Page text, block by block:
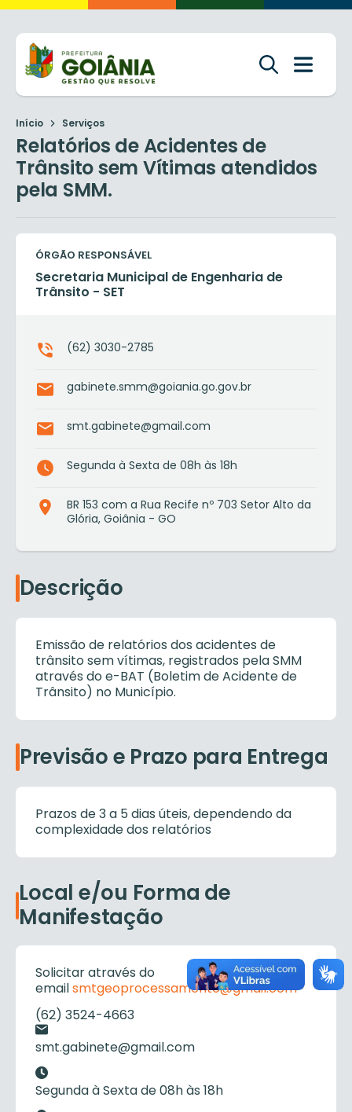
Início Serviços
Relatórios de Acidentes de
Trânsito sem Vítimas atendidos
pela SMM.
ÓRGÃO RESPONSÁVEL
Secretaria Municipal de Engenharia de
Trânsito - SET
(62) 3030-2785
gabinete.smm@goiania.go.gov.br
smt.gabinete@gmail.com
Segunda à Sexta de 08h às 18h
BR 153 com a Rua Recife nº 703 Setor Alto da
Glória, Goiânia - GO
Descrição
Emissão de relatórios dos acidentes de
trânsito sem vítimas, registrados pela SMM
através do e-BAT (Boletim de Acidente de
Trânsito) no Município.
Previsão e Prazo para Entrega
Prazos de 3 a 5 dias úteis, dependendo da
complexidade dos relatórios
Local e/ou Forma de
Manifestação
Solicitar através do
emailsmtgeoprocessamento@gmail.com
(62) 3524-4663
smt.gabinete@gmail.com
Segunda à Sexta de 08h às 18h